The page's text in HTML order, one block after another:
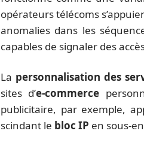
opérateurs télécoms
anomalies dans les
capables de signaler des
La personnalisation des
sites d’e-commerce
publicitaire, par exemple,
scindant le bloc IP en sous-